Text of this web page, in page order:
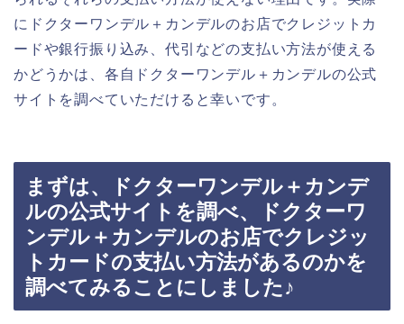
にドクターワンデル＋カンデルのお店でクレジットカ
ードや銀行振り込み、代引などの支払い方法が使える
かどうかは、各自ドクターワンデル＋カンデルの公式
サイトを調べていただけると幸いです。
まずは、ドクターワンデル＋カンデ
ルの公式サイトを調べ、ドクターワ
ンデル＋カンデルのお店でクレジッ
トカードの支払い方法があるのかを
調べてみることにしました♪